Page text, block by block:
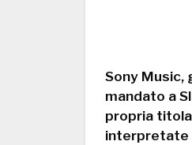
Sony Music,
mandato a
propria
interpretate